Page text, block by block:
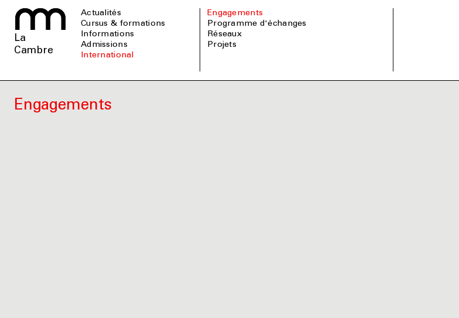
La
Cambre
Actualités
Cursus & formations
informations
admissions
international
Engagements
Programme d'échanges
Réseaux
Projets
Engagements